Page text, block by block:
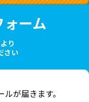
ォーム
り
さい
が届きます。